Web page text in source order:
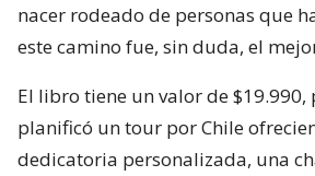
nacer rodeado de personas que
este camino fue, sin duda, el
El libro tiene un valor de
planificó un tour por Chile
dedicatoria personalizada, una